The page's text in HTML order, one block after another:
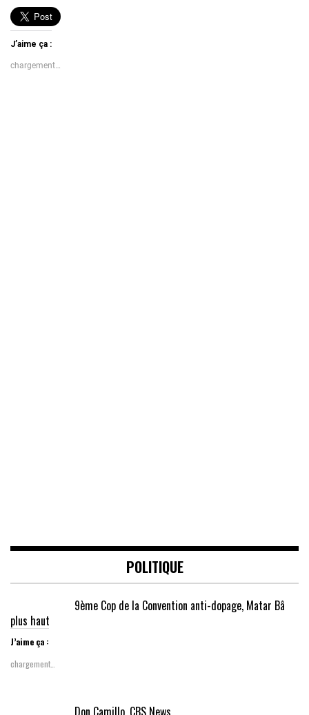
J’aime ça :
chargement…
POLITIQUE
9ème Cop de la Convention anti-dopage, Matar Bâ
plus haut
J’aime ça :
chargement…
Don Camillo, CBS News